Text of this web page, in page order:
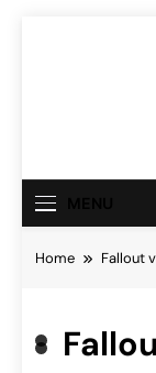
Home Fallout